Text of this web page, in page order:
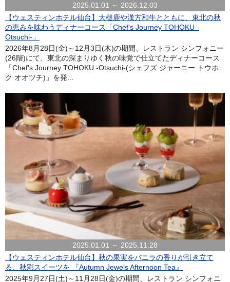
2025.01.01 ～ 2026.12.03
【ウェスティンホテル仙台】大槌鹿や漢方和牛とともに、東北の秋
の恵みを味わうディナーコース「Chef's Journey TOHOKU -
Otsuchi-」
2026年8月28日(金)～12月3日(木)の期間、レストラン シンフォニー
(26階)にて、東北の深まりゆく秋の味覚で仕立てたディナーコース
「Chef's Journey TOHOKU -Otsuchi-(シェフズ ジャーニー トウホ
ク オオツチ)」を発...
2025.01.01 ～ 2025.11.28
【ウェスティンホテル仙台】秋の果実をバニラの香りが引き立て
る、秋彩スイーツを 『Autumn Jewels Afternoon Tea』
2025年9月27日(土)～11月28日(金)の期間、レストラン シンフォニ